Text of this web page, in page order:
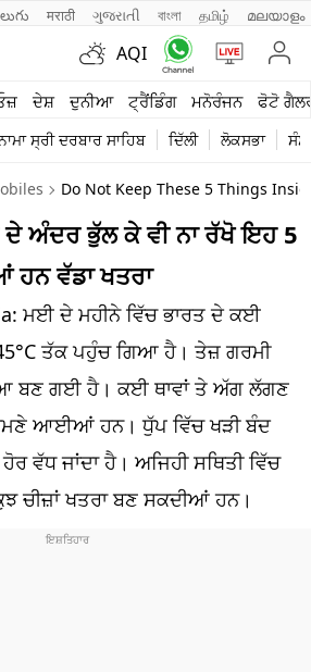
मराठी ગુજરાતી বাংলা தமிழ் മലയാളം
AQI
ਦੇਸ਼ ਦੁਨੀਆ ਟ੍ਰੈਂਡਿੰਗ ਮਨੋਰੰਜਨ ਫੋਟੋ
ਸ੍ਰੀ ਦਰਬਾਰ ਸਾਹਿਬ ਦਿੱਲੀ ਲੋਕਸਭਾ
Do Not Keep These 5 Things
ਦੇ ਅੰਦਰ ਭੁੱਲ ਕੇ ਵੀ ਨਾ ਰੱਖੋ ਇਹ 5
ਹਨ ਵੱਡਾ ਖਤਰਾ
ਮਈ ਦੇ ਮਹੀਨੇ ਵਿੱਚ ਭਾਰਤ ਦੇ ਕਈ
45°C ਤੱਕ ਪਹੁੰਚ ਗਿਆ ਹੈ। ਤੇਜ਼ ਗਰਮੀ
ਬਣ ਗਈ ਹੈ। ਕਈ ਥਾਵਾਂ ਤੇ ਅੱਗ ਲੱਗਣ
ਆਈਆਂ ਹਨ। ਧੁੱਪ ਵਿੱਚ ਖੜੀ ਬੰਦ
ਵੱਧ ਜਾਂਦਾ ਹੈ। ਅਜਿਹੀ ਸਥਿਤੀ ਵਿੱਚ
ਚੀਜ਼ਾਂ ਖਤਰਾ ਬਣ ਸਕਦੀਆਂ ਹਨ।